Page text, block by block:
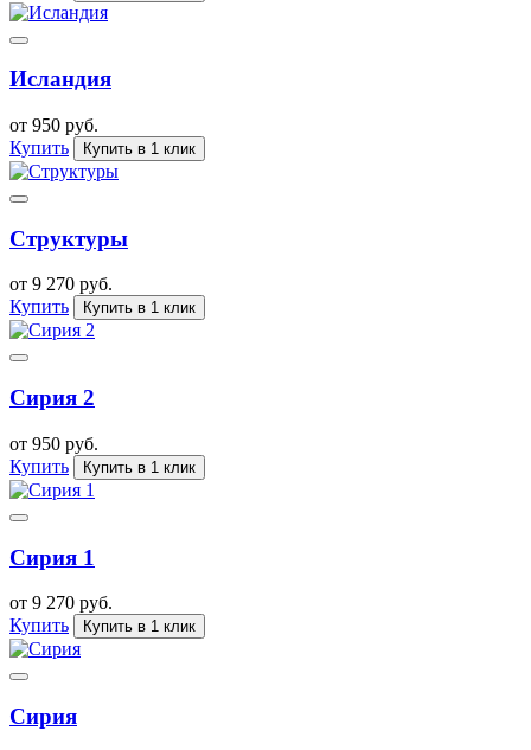
Исландия
от 950 руб.
Купить
Купить в 1 клик
Структуры
от 9 270 руб.
Купить
Купить в 1 клик
Сирия 2
от 950 руб.
Купить
Купить в 1 клик
Сирия 1
от 9 270 руб.
Купить
Купить в 1 клик
Сирия